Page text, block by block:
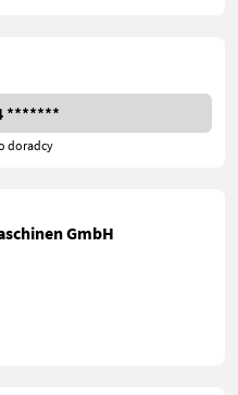
*******
doradcy
GmbH